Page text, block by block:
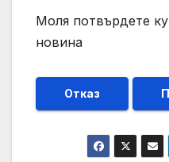
Моля потвърдете
новина
Отказ